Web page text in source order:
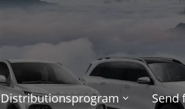
Distributionsprogram Send